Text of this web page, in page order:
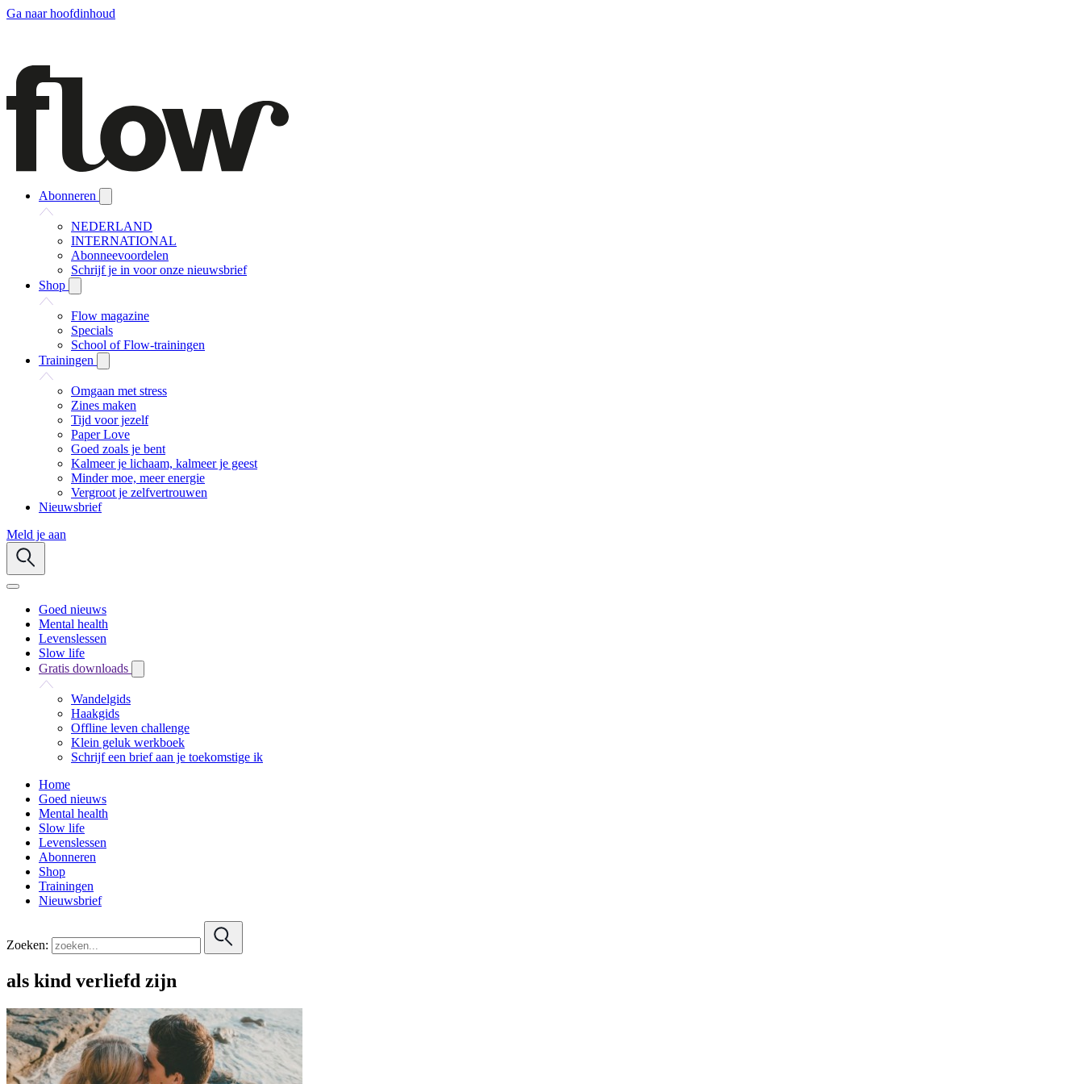
Ga naar hoofdinhoud
Abonneren
NEDERLAND
INTERNATIONAL
Abonneevoordelen
Schrijf je in voor onze nieuwsbrief
Shop
Flow magazine
Specials
School of Flow-trainingen
Trainingen
Omgaan met stress
Zines maken
Tijd voor jezelf
Paper Love
Goed zoals je bent
Kalmeer je lichaam, kalmeer je geest
Minder moe, meer energie
Vergroot je zelfvertrouwen
Nieuwsbrief
Meld je aan
Goed nieuws
Mental health
Levenslessen
Slow life
Gratis downloads
Wandelgids
Haakgids
Offline leven challenge
Klein geluk werkboek
Schrijf een brief aan je toekomstige ik
Home
Goed nieuws
Mental health
Slow life
Levenslessen
Abonneren
Shop
Trainingen
Nieuwsbrief
Zoeken:
als kind verliefd zijn